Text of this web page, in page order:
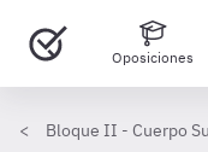
Oposiciones
Bloque II - Cuerpo